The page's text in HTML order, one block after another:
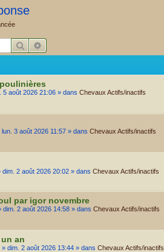
Rechercher
poulinières
5 août 2026 21:06 » dans Chevaux Actifs/inactifs
lun. 3 août 2026 11:57 » dans Chevaux Actifs/inactifs
dim. 2 août 2026 20:02 » dans Chevaux Actifs/inactifs
par igor novembre
dim. 2 août 2026 14:58 » dans Chevaux Actifs/inactifs
an
» dim. 2 août 2026 13:44 » dans Chevaux Actifs/inactifs